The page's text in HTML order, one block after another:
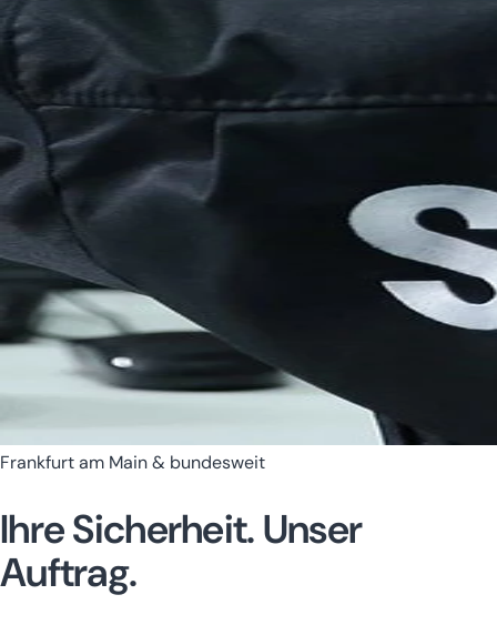
Bremen
Hessen
Frankfurt am Main & bundesweit
Ihre Sicherheit.Unser
Auftrag.